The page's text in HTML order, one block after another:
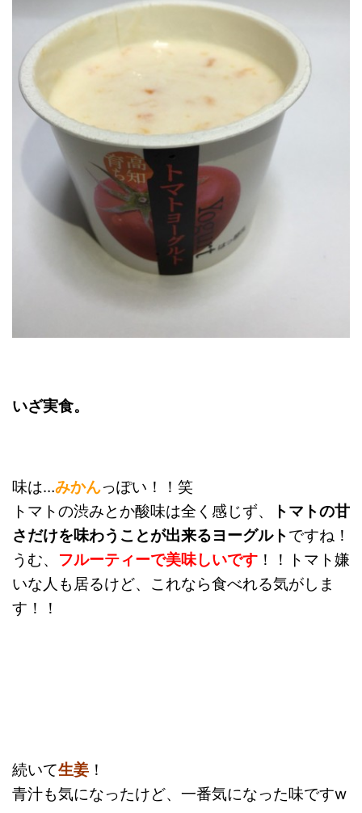
いざ実食。
味は…みかんっぽい！！笑
トマトの渋みとか酸味は全く感じず、
トマトの甘
さだけを味わうことが出来るヨーグルトですね！
うむ、 フルーティーで美味しいです ！！トマト嫌
いな人も居るけど、これなら食べれる気がしま
す！！
続いて生姜 ！
青汁も気になったけど、一番気になった味ですw